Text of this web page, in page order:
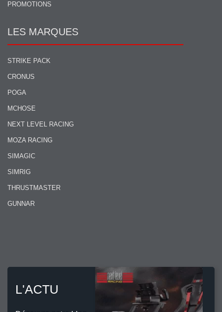
PROMOTIONS
LES MARQUES
STRIKE PACK
CRONUS
POGA
MCHOSE
NEXT LEVEL RACING
MOZA RACING
SIMAGIC
SIMRIG
THRUSTMASTER
GUNNAR
L'ACTU